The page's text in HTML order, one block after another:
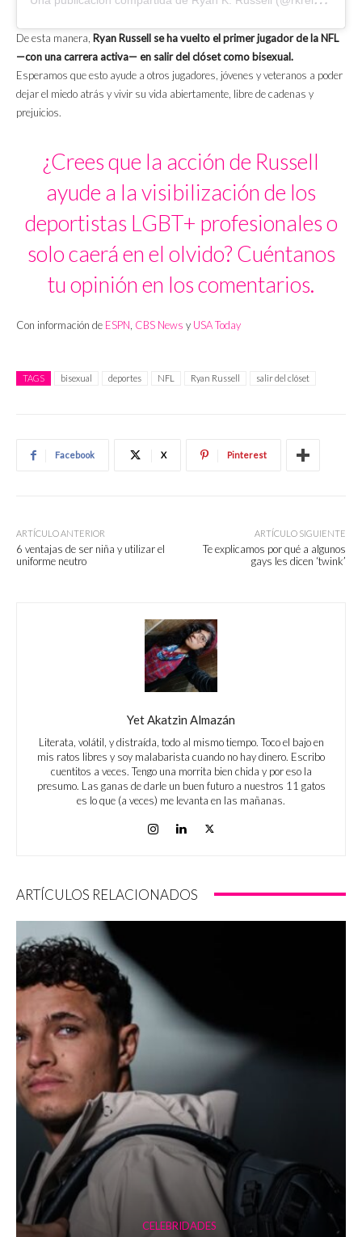
De esta manera, Ryan Russell se ha vuelto el primer jugador de la NFL
—con una carrera activa— en salir del clóset como bisexual.
Esperamos que esto ayude a otros jugadores, jóvenes y veteranos a poder
dejar el miedo atrás y vivir su vida abiertamente, libre de cadenas y
prejuicios.
¿Crees que la acción de Russell
ayude a la visibilización de los
deportistas LGBT+ profesionales o
solo caerá en el olvido? Cuéntanos
tu opinión en los comentarios.
Con información de ESPN CBS News y USA Today
TAGS bisexual deportes NFL Ryan Russell salir del clóset
Facebook X Pinterest
ARTÍCULO ANTERIOR
6 ventajas de ser niña y utilizar el
uniforme neutro
ARTÍCULO SIGUIENTE
Te explicamos por qué a algunos
gays les dicen ‘twink’
Yet Akatzin Almazán
Literata, volátil, y distraída, todo al mismo tiempo. Toco el bajo en
mis ratos libres y soy malabarista cuando no hay dinero. Escribo
cuentitos a veces. Tengo una morrita bien chida y por eso la
presumo. Las ganas de darle un buen futuro a nuestros 11 gatos
es lo que (a veces) me levanta en las mañanas.
ARTÍCULOS RELACIONADOS
CELEBRIDADES